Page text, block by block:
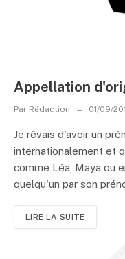
Appellation
Par Rédaction 01/09/
Je rêvais d'avoir un
internationalement et
comme Léa, Maya ou
quelqu'un par son
LIRE LA SUITE